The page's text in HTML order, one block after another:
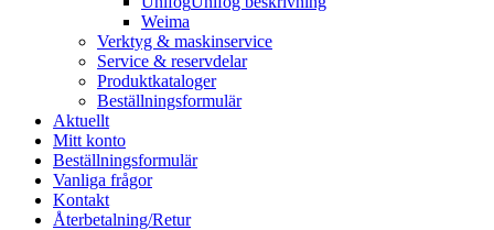
Weima
Verktyg & maskinservice
Service & reservdelar
Produktkataloger
Beställningsformulär
Aktuellt
Mitt konto
Beställningsformulär
Vanliga frågor
Kontakt
Återbetalning/Retur